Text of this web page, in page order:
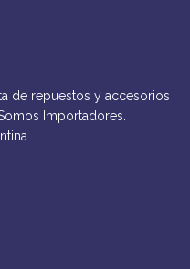
de repuestos y accesorios
Importadores.